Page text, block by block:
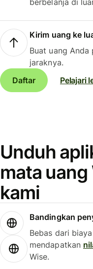
berbelanja di
Kirim uang ke
Buat uang
jaraknya.
Daftar
Pelajari
Unduh
mata
kami
Bandingkan
Bebas dari
mendapatkan
Wise.